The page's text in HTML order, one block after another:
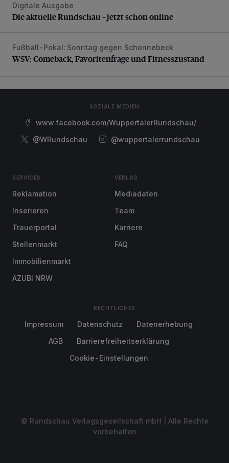
Die aktuelle Rundschau – jetzt schon online
Digitale Ausgabe
Die aktuelle Rundschau – jetzt schon online
WSV: Comeback, Favoritenfrage und Fitnesszustand
Fußball-Pokal: Sonntag gegen Schonnebeck
WSV: Comeback, Favoritenfrage und Fitnesszustand
SOZIALE MEDIEN
www.facebook.com/WuppertalerRundschau/
@WRundschau
@wuppertalerrundschau
SERVICES
Reklamation
Inserieren
Trauerportal
Stellenmarkt
Immobilienmarkt
AZUBI NRW
VERLAG
Mediadaten
Team
Karriere
FAQ
RECHTLICHES
Impressum Datenschutz
Datenerhebung
AGB
Barrierefreiheitserklärung
Cookie-Einstellungen
© Rundschau Verlagsgesellschaft mbH | Alle Rechte
vorbehalten